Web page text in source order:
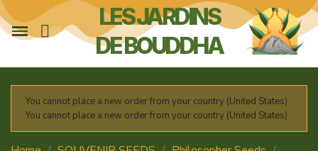
LES JARDINS
DE BOUDDHA
You cannot place a new order from your country (United States).
You cannot place a new order from your country (United States).